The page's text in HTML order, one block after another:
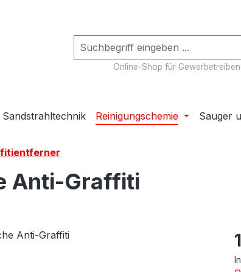
Online-Shop für
Sandstrahltechnik Reinigungschemie Sauger
Anti-Graffiti